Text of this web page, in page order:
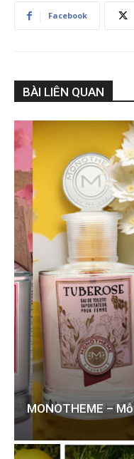
Facebook
BÀI LIÊN QUAN
MONOTHEME –